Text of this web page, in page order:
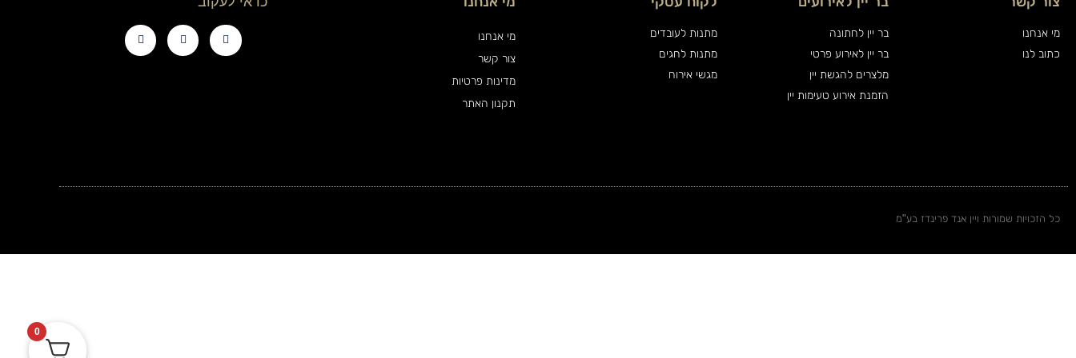
מי אנחנו
כתוב לנו
בר יין לחתונה
בר יין לאירוע פרטי
מלצרים להגשת יין
הזמנת אירוע טעימות יין
מתנות לעובדים
מתנות לחגים
מגשי אירוח
מי אנחנו
צור קשר
מדינות פרטיות
תקנון האתר
כל הזכויות שמורות ויין אנד פרינדז בע"מ
0